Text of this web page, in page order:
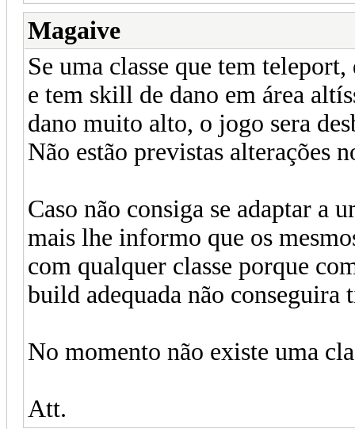
Magaive
Se uma classe que tem
e tem skill de dano em área
dano muito alto, o jogo sera
Não estão previstas alterações
Caso não consiga se adaptar a
mais lhe informo que os
com qualquer classe porque
build adequada não
No momento não existe uma
Att.